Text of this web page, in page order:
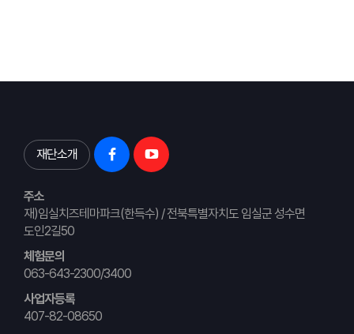
재단소개
주소
재)임실치즈테마파크(한득수) / 전북특별자치도 임실군 성수면
도인2길50
체험문의
063-643-2300/3400
사업자등록
407-82-08650